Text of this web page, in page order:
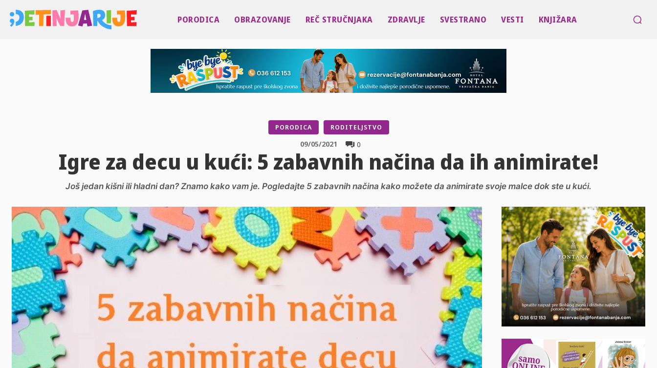
PORODICA OBRAZOVANJE REČ STRUČNJAKA ZDRAVLJE SVESTRANO VESTI KNJIŽARA
PORODICA RODITELJSTVO
0
09/05/2021
Igre za decu u kući: 5 zabavnih načina da ih animirate!
Još jedan kišni ili hladni dan? Znamo kako vam je. Pogledajte 5 zabavnih načina kako možete da animirate svoje malce dok ste u kući.